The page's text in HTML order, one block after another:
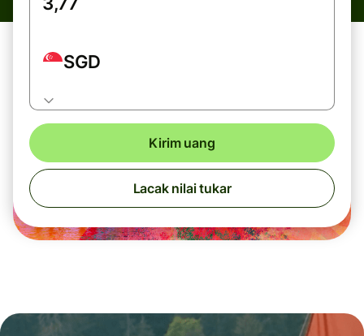
SGD
Kirim uang
Lacak nilai tukar